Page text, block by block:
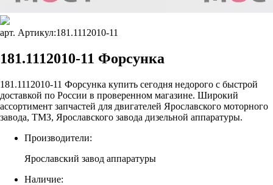
арт. Артикул:181.1112010-11
181.1112010-11 Форсунка
181.1112010-11 Форсунка купить сегодня недорого с быстрой
доставкой по России в проверенном магазине. Широкий
ассортимент запчастей для двигателей Ярославского моторного
завода, ТМЗ, Ярославского завода дизельной аппаратуры.
Производители:
Ярославский завод аппаратуры
Наличие: